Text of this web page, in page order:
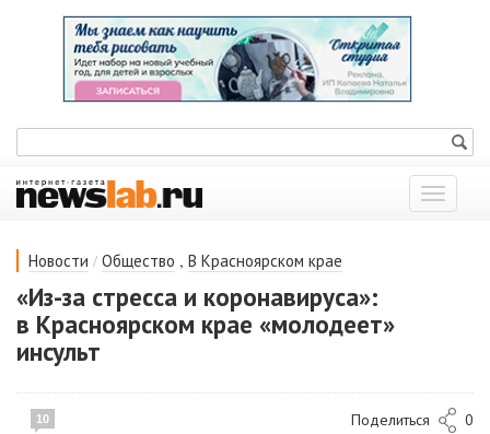
Показать
меню
Новости / Общество , В Красноярском крае
«Из-за стресса и коронавируса»:
в Красноярском крае «молодеет»
инсульт
10 Поделиться 0